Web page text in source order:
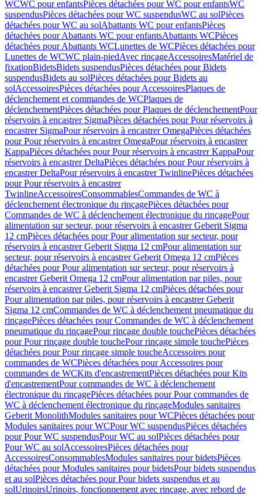
WCWC pour enfantsPièces détachées pour WC pour enfantsWC
suspendusPièces détachées pour WC suspendusWC au solPièces
détachées pour WC au solAbattants WC pour enfantsPièces
détachées pour Abattants WC pour enfantsAbattants WCPièces
détachées pour Abattants WCLunettes de WCPièces détachées pour
Lunettes de WCWC plain-piedAvec rinçageAccessoiresMatériel de
fixationBidetsBidets suspendusPièces détachées pour Bidets
suspendusBidets au solPièces détachées pour Bidets au
solAccessoiresPièces détachées pour AccessoiresPlaques de
déclenchement et commandes de WCPlaques de
déclenchementPièces détachées pour Plaques de déclenchementPour
réservoirs à encastrer SigmaPièces détachées pour Pour réservoirs à
encastrer SigmaPour réservoirs à encastrer OmegaPièces détachées
pour Pour réservoirs à encastrer OmegaPour réservoirs à encastrer
KappaPièces détachées pour Pour réservoirs à encastrer KappaPour
réservoirs à encastrer DeltaPièces détachées pour Pour réservoirs à
encastrer DeltaPour réservoirs à encastrer TwinlinePièces détachées
pour Pour réservoirs à encastrer
TwinlineAccessoiresConsommablesCommandes de WC à
déclenchement électronique du rinçagePièces détachées pour
Commandes de WC à déclenchement électronique du rinçagePour
alimentation sur secteur, pour réservoirs à encastrer Geberit Sigma
12 cmPièces détachées pour Pour alimentation sur secteur, pour
réservoirs à encastrer Geberit Sigma 12 cmPour alimentation sur
secteur, pour réservoirs à encastrer Geberit Omega 12 cmPièces
détachées pour Pour alimentation sur secteur, pour réservoirs à
encastrer Geberit Omega 12 cmPour alimentation par piles, pour
réservoirs à encastrer Geberit Sigma 12 cmPièces détachées pour
Pour alimentation par piles, pour réservoirs à encastrer Geberit
Sigma 12 cmCommandes de WC à déclenchement pneumatique du
rinçagePièces détachées pour Commandes de WC à déclenchement
pneumatique du rinçagePour rinçage double touchePièces détachées
pour Pour rinçage double touchePour rinçage simple touchePièces
détachées pour Pour rinçage simple toucheAccessoires pour
commandes de WCPièces détachées pour Accessoires pour
commandes de WCKits d'encastrementPièces détachées pour Kits
d'encastrementPour commandes de WC à déclenchement
électronique du rinçagePièces détachées pour Pour commandes de
WC à déclenchement électronique du rinçageModules sanitaires
Geberit MonolithModules sanitaires pour WCPièces détachées pour
Modules sanitaires pour WCPour WC suspendusPièces détachées
pour Pour WC suspendusPour WC au solPièces détachées pour
Pour WC au solAccessoiresPièces détachées pour
AccessoiresConsommablesModules sanitaires pour bidetsPièces
détachées pour Modules sanitaires pour bidetsPour bidets suspendus
et au solPièces détachées pour Pour bidets suspendus et au
solUrinoirsUrinoirs, fonctionnement avec rinçage, avec rebord de